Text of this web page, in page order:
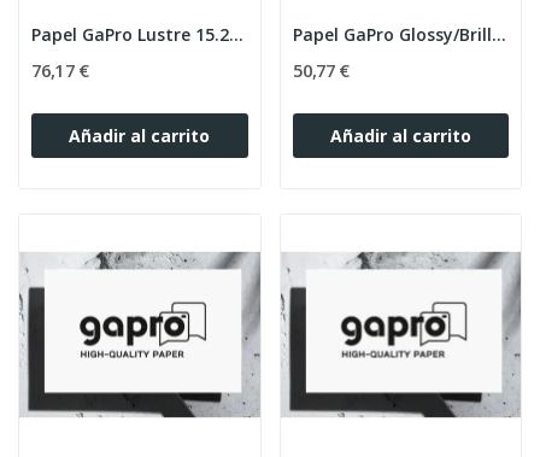
Papel GaPro Lustre 15.2x65m 250g (Caja 2)
76,17 €
Añadir al carrito
Papel GaPro Glossy/Brillo 10.2cmx65m 250g Caja 2
50,77 €
Añadir al carrito